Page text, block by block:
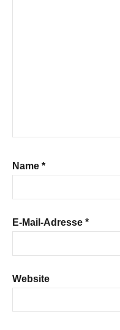
Name *
E-Mail-Adresse *
Website